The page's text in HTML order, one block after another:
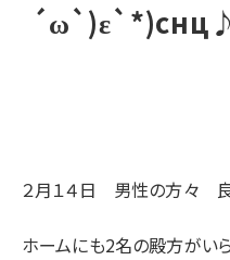
２月１４日 男性の方々 良
ホームにも2名の殿方がい